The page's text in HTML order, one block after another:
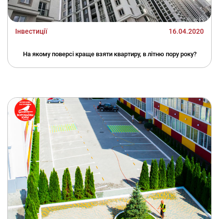
Інвестиції 16.04.2020
На якому поверсі краще взяти квартиру, в літню пору року?